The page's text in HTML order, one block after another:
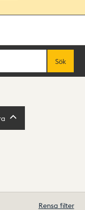
Sök
Rensa filter